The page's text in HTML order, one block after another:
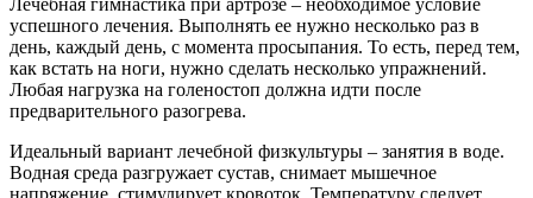
Лечебная гимнастика при артрозе – необходимое условие
успешного лечения. Выполнять ее нужно несколько раз в
день, каждый день, с момента просыпания. То есть, перед тем,
как встать на ноги, нужно сделать несколько упражнений.
Любая нагрузка на голеностоп должна идти после
предварительного разогрева.
Идеальный вариант лечебной физкультуры – занятия в воде.
Водная среда разгружает сустав, снимает мышечное
напряжение, стимулирует кровоток. Температуру следует